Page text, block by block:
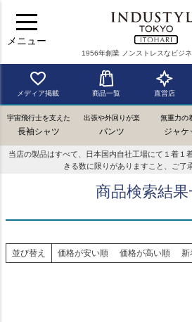
メニュー
1956年創業 ノンストレスなビジネ
メディア掲載 商品一覧 直営店
宇宙飛行士を支えた
長袖シャツ
出張や外回りが楽
パンツ
無重力の
ジャケ
当店の製品はすべて、日本国内自社工場にて１着１
きる数に限りがありますこと、ご了
商品検索結果
並び替え 価格が安い順 価格が高い順 新